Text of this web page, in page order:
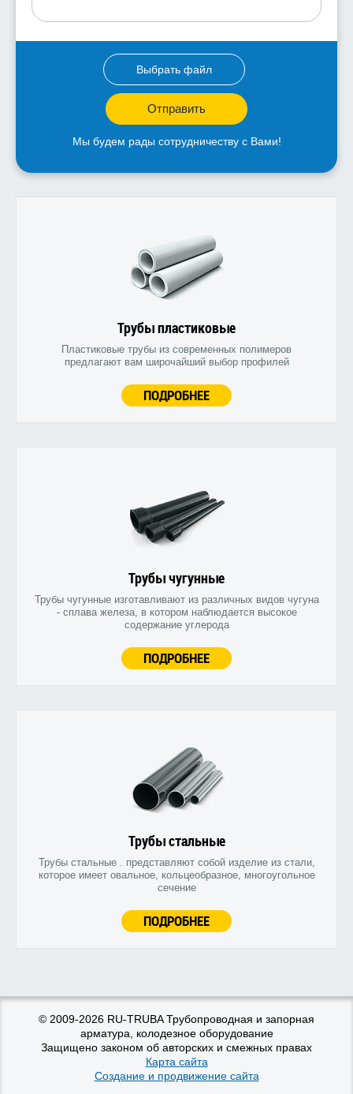
Выбрать файл
Отправить
Мы будем рады сотрудничеству с Вами!
Трубы пластиковые
Пластиковые трубы из современных полимеров
предлагают вам широчайший выбор профилей
ПОДРОБНЕЕ
Трубы чугунные
Трубы чугунные изготавливают из различных видов чугуна
- сплава железа, в котором наблюдается высокое
содержание углерода
ПОДРОБНЕЕ
Трубы стальные
Трубы стальные . представляют собой изделие из стали,
которое имеет овальное, кольцеобразное, многоугольное
сечение
ПОДРОБНЕЕ
© 2009-2026 RU-TRUBA Трубопроводная и запорная
арматура, колодезное оборудование
Защищено законом об авторских и смежных правах
Карта сайта
Создание и продвижение сайта